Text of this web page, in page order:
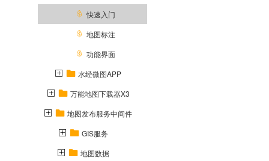
快速入门
地图标注
功能界面
水经微图APP
万能地图下载器X3
地图发布服务中间件
GIS服务
地图数据